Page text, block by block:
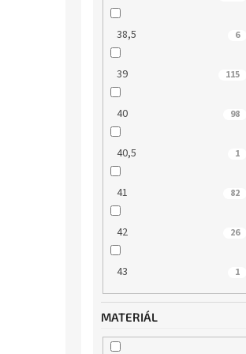
38,5 6
39 115
40 98
40,5 1
41 82
42 26
43 1
MATERIÁL